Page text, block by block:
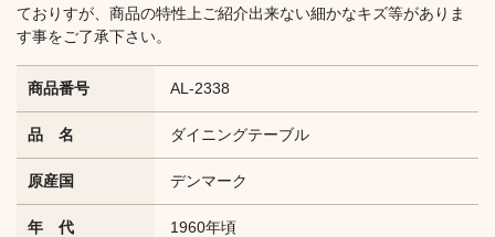
ておりすが、商品の特性上ご紹介出来ない細かなキズ等がありま
す事をご了承下さい。
商品番号 AL-2338
品 名 ダイニングテーブル
原産国 デンマーク
年 代 1960年頃